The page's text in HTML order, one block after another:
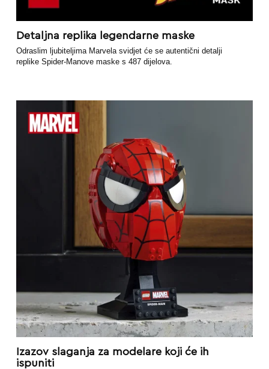
Detaljna replika legendarne maske
Odraslim ljubiteljima Marvela svidjet će se autentični detalji
replike Spider-Manove maske s 487 dijelova.
Izazov slaganja za modelare koji će ih
ispuniti